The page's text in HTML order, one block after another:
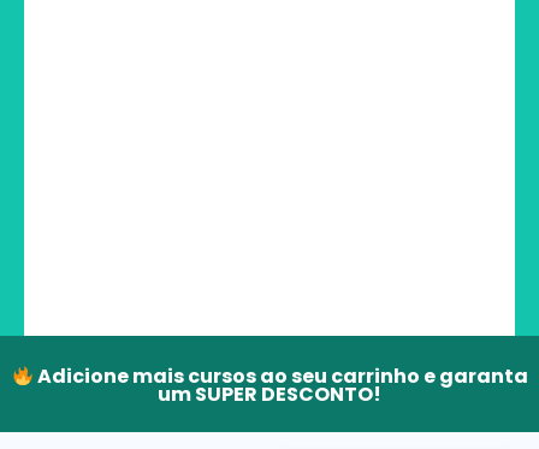
Adicione mais cursos ao seu carrinho e garanta
um SUPER DESCONTO!